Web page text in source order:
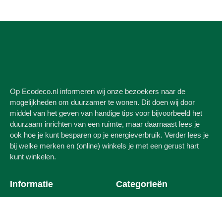
Op Ecodeco.nl informeren wij onze bezoekers naar de
mogelijkheden om duurzamer te wonen. Dit doen wij door
middel van het geven van handige tips voor bijvoorbeeld het
duurzaam inrichten van een ruimte, maar daarnaast lees je
ook hoe je kunt besparen op je energieverbruik. Verder lees je
bij welke merken en (online) winkels je met een gerust hart
kunt winkelen.
Informatie Categorieën